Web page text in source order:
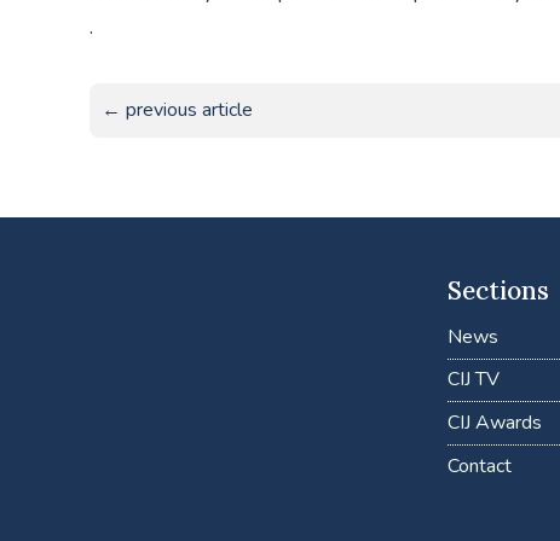
.
← previous article
Sections
News
CIJ TV
CIJ Awards
Contact